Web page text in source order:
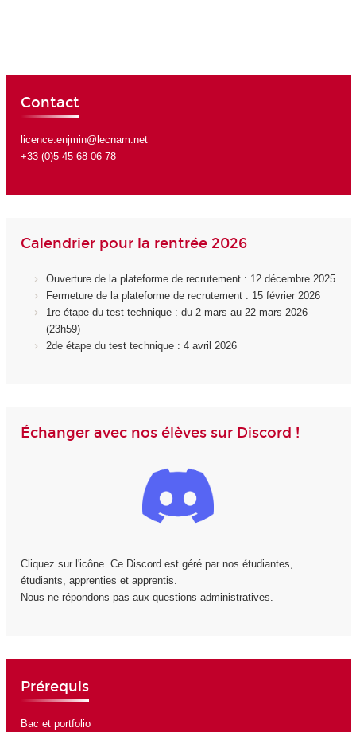
Contact
licence.enjmin@lecnam.net
+33 (0)5 45 68 06 78
Calendrier pour la rentrée 2026
Ouverture de la plateforme de recrutement : 12 décembre 2025
Fermeture de la plateforme de recrutement : 15 février 2026
1re étape du test technique : du 2 mars au 22 mars 2026
(23h59)
2de étape du test technique : 4 avril 2026
Échanger avec nos élèves sur Discord !
Cliquez sur l'icône. Ce Discord est géré par nos étudiantes,
étudiants, apprenties et apprentis.
Nous ne répondons pas aux questions administratives.
Prérequis
Bac et portfolio